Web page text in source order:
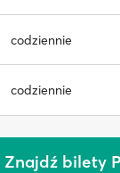
codziennie
codziennie
Znajdź bilety